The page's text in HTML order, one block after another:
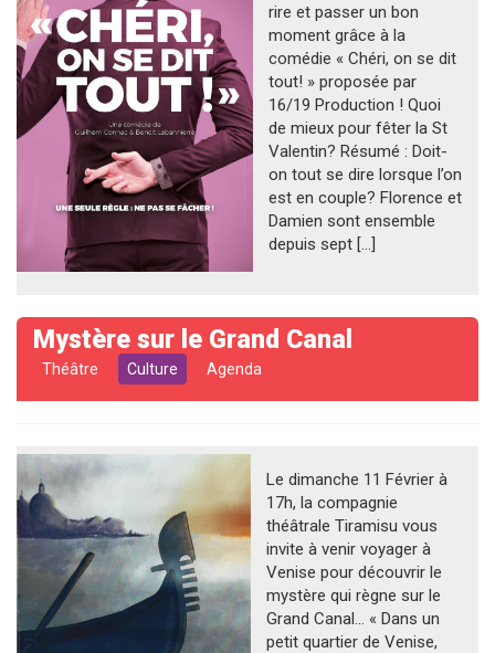
rire et passer un bon
moment grâce à la
comédie « Chéri, on se dit
tout! » proposée par
16/19 Production ! Quoi
de mieux pour fêter la St
Valentin? Résumé : Doit-
on tout se dire lorsque l’on
est en couple? Florence et
Damien sont ensemble
depuis sept […]
Mystère sur le Grand Canal
Théâtre Culture Agenda
Le dimanche 11 Février à
17h, la compagnie
théâtrale Tiramisu vous
invite à venir voyager à
Venise pour découvrir le
mystère qui règne sur le
Grand Canal… « Dans un
petit quartier de Venise,